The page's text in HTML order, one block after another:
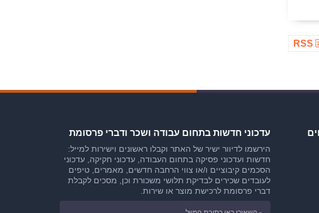
עדכוני חדשות בתחום עבודה ושכר ודברי פרסומת
הירשמו לדיוור ישיר של האתר וקבלו ראשונים וישירות למייל:
חדשות ועדכוני פסיקה בתחום העבודה, עדכוני חקיקה, עדכוני
הסכמים קיבוציים ו/או צווי הרחבה חדשים, מאמרים, טיפים
לעובדים שכירים לבדיקת תלושי משכורת וכן, מסכים לקבלת
דברי פרסומת לרכישת מוצר או שירות.